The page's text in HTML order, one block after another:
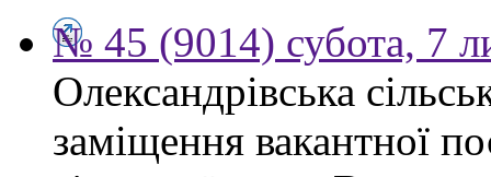
№ 45 (9014) субота, 7
Олександрівська
заміщення вакантної